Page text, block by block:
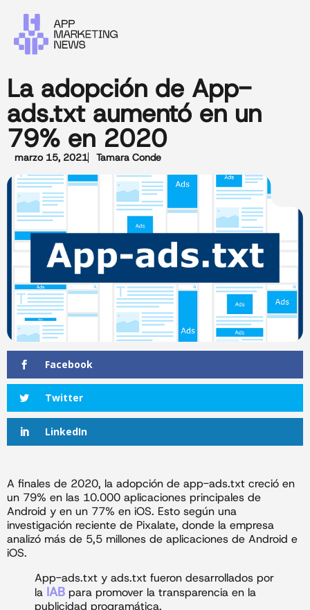
La adopción de App-
ads.txt aumentó en un
79% en 2020
marzo 15, 2021 Tamara Conde
Facebook
Twitter
LinkedIn
A finales de 2020, la adopción de app-ads.txt creció en
un 79% en las 10.000 aplicaciones principales de
Android y en un 77% en iOS. Esto según una
investigación reciente de Pixalate, donde la empresa
analizó más de 5,5 millones de aplicaciones de Android e
iOS.
App-ads.txt y ads.txt fueron desarrollados por
la IAB para promover la transparencia en la
publicidad programática.